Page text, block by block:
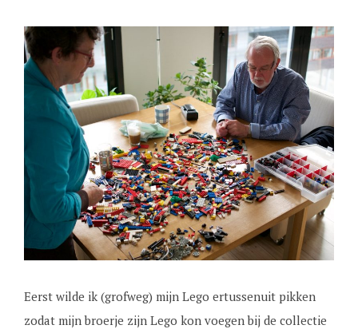
Eerst wilde ik (grofweg) mijn Lego ertussenuit pikken
zodat mijn broerje zijn Lego kon voegen bij de collectie